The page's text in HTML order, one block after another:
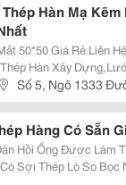
Hàn Mạ Kẽm
50*50 Giá Rẻ Liên Hệ :
Hàn Xây
Kẽm,Lưới Thép Hàn Mạ
Số 5, Ngõ 1333
Hàng Có Sẵn
Cấp Ống Màu
Sợi Thép Lò So